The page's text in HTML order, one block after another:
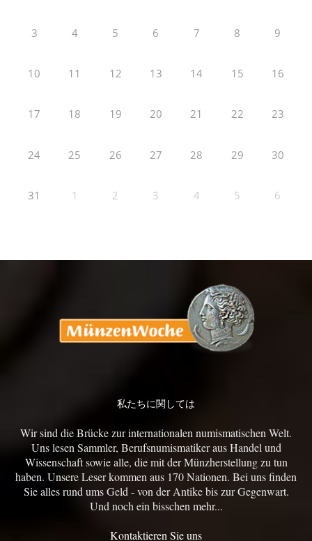
3 4 5 6 7 8 9
10 11 12 13 14 15 16
17 18 19 20 21 22 23
24 25 26 27 28 29 30
31 1 2 3 4 5 6
私たちに関しては
Wir sind die Brücke zur internationalen numismatischen Welt.
Uns lesen Sammler, Berufsnumismatiker aus Handel und
Wissenschaft sowie alle, die mit der Münzherstellung zu tun
haben. Unsere Leser kommen aus 170 Nationen. Bei uns finden
Sie alles rund ums Geld - von der Antike bis zur Gegenwart.
Und noch ein bisschen mehr...
Kontaktieren Sie uns